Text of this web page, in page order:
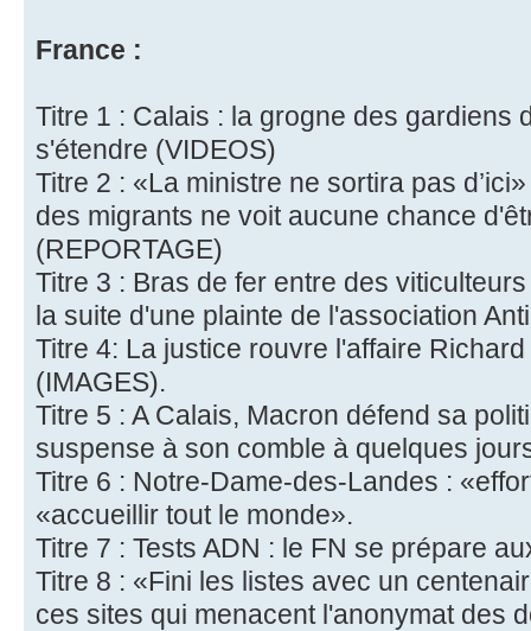
France :
Titre 1 : Calais : la grogne des gardiens
s'étendre (VIDEOS)
Titre 2 : «La ministre ne sortira pas
des migrants ne voit aucune chance
(REPORTAGE)
Titre 3 : Bras de fer entre des
la suite d'une plainte de l'association
Titre 4: La justice rouvre l'affaire
(IMAGES).
Titre 5 : A Calais, Macron défend sa
suspense à son comble à quelques
Titre 6 : Notre-Dame-des-Landes :
«accueillir tout le monde».
Titre 7 : Tests ADN : le FN se prépare
Titre 8 : «Fini les listes avec un
ces sites qui menacent l'anonymat des